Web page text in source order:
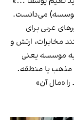
می‌دانست.
عربی برای
مخابرات، ارتش و
به موسسه یعنی
مذهب یا منطقه.
«مال آن»